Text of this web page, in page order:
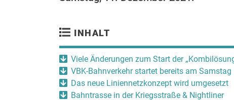
INHALT
Viele Änderungen zum Start der
VBK-Bahnverkehr startet bereits am Samstag
Das neue Liniennetzkonzept wird umgesetzt
Bahntrasse in der Kriegsstraße & Nightliner